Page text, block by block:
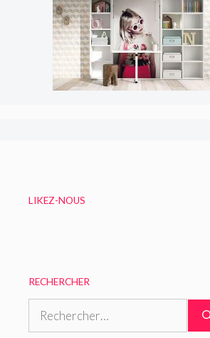
LIKEZ-NOUS
RECHERCHER
Rechercher :